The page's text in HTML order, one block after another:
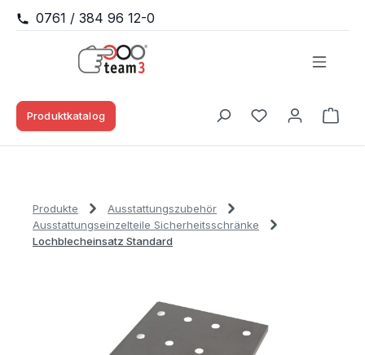
Zum Hauptinhalt springen
0761 / 384 96 12-0
Produktkatalog
Du hast 0
Produkte
Ausstattungszubehör
Ausstattungseinzelteile Sicherheitsschränke
Lochblecheinsatz Standard